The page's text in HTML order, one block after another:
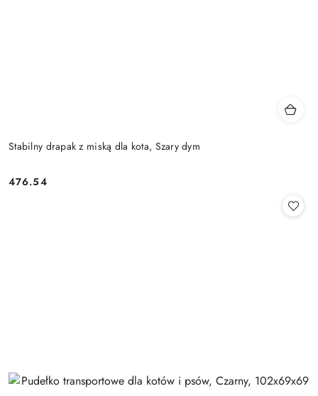
Stabilny drapak z miską dla kota, Szary dym
Cena:
476.54